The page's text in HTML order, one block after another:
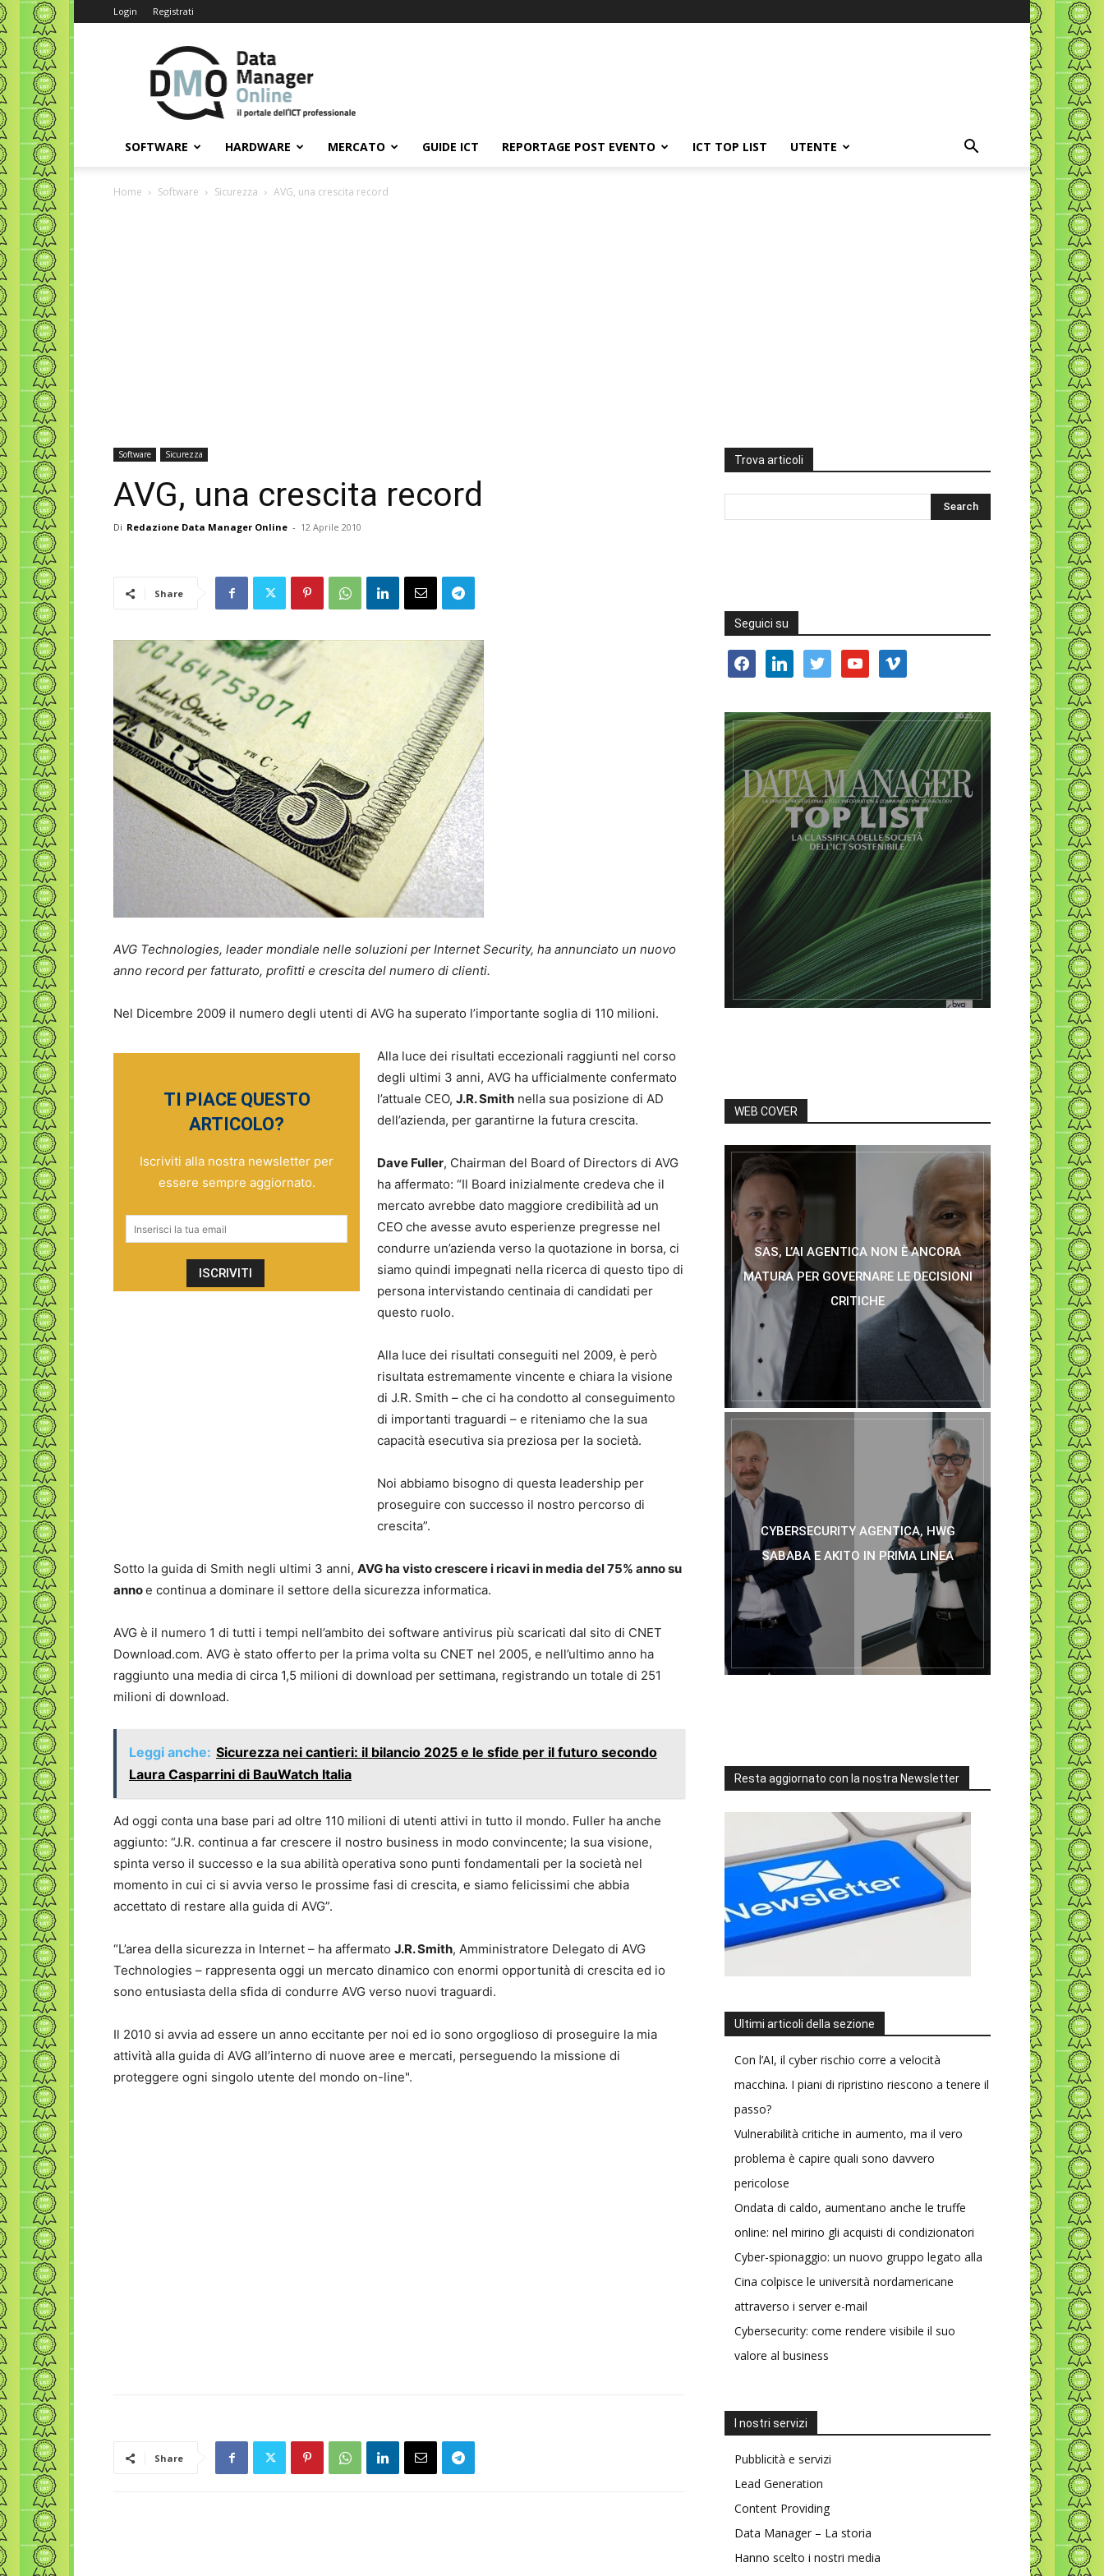
Login Registrati
Data
Manager
Online
SOFTWARE HARDWARE MERCATO GUIDE ICT REPORTAGE POST EVENTO ICT TOP LIST UTENTE
Home Software Sicurezza AVG, una crescita record
Software Sicurezza
AVG, una crescita record
Di Redazione Data Manager Online - 12 Aprile 2010
Share
AVG Technologies, leader mondiale nelle soluzioni per Internet Security, ha annunciato un nuovo
anno record per fatturato, profitti e crescita del numero di clienti.
Nel Dicembre 2009 il numero degli utenti di AVG ha superato l’importante soglia di 110 milioni.
TI PIACE QUESTO
ARTICOLO?
Iscriviti alla nostra newsletter per
essere sempre aggiornato.
Alla luce dei risultati eccezionali raggiunti nel corso
degli ultimi 3 anni, AVG ha ufficialmente confermato
l’attuale CEO, J.R. Smith nella sua posizione di AD
dell’azienda, per garantirne la futura crescita.
Dave Fuller, Chairman del Board of Directors di AVG
ha affermato: “Il Board inizialmente credeva che il
mercato avrebbe dato maggiore credibilità ad un
CEO che avesse avuto esperienze pregresse nel
condurre un’azienda verso la quotazione in borsa, ci
siamo quindi impegnati nella ricerca di questo tipo di
persona intervistando centinaia di candidati per
questo ruolo.
Alla luce dei risultati conseguiti nel 2009, è però
risultata estremamente vincente e chiara la visione
di J.R. Smith – che ci ha condotto al conseguimento
di importanti traguardi – e riteniamo che la sua
capacità esecutiva sia preziosa per la società.
Noi abbiamo bisogno di questa leadership per
proseguire con successo il nostro percorso di
crescita”.
Sotto la guida di Smith negli ultimi 3 anni, AVG ha visto crescere i ricavi in media del 75% anno su
annoe continua a dominare il settore della sicurezza informatica.
AVG è il numero 1 di tutti i tempi nell’ambito dei software antivirus più scaricati dal sito di CNET
Download.com. AVG è stato offerto per la prima volta su CNET nel 2005, e nell’ultimo anno ha
raggiunto una media di circa 1,5 milioni di download per settimana, registrando un totale di 251
milioni di download.
Leggi anche: Sicurezza nei cantieri: il bilancio 2025 e le sfide per il futuro secondo
Laura Casparrini di BauWatch Italia
Ad oggi conta una base pari ad oltre 110 milioni di utenti attivi in tutto il mondo. Fuller ha anche
aggiunto: “J.R. continua a far crescere il nostro business in modo convincente; la sua visione,
spinta verso il successo e la sua abilità operativa sono punti fondamentali per la società nel
momento in cui ci si avvia verso le prossime fasi di crescita, e siamo felicissimi che abbia
accettato di restare alla guida di AVG”.
“L’area della sicurezza in Internet – ha affermato J.R. Smith, Amministratore Delegato di AVG
Technologies – rappresenta oggi un mercato dinamico con enormi opportunità di crescita ed io
sono entusiasta della sfida di condurre AVG verso nuovi traguardi.
Il 2010 si avvia ad essere un anno eccitante per noi ed io sono orgoglioso di proseguire la mia
attività alla guida di AVG all’interno di nuove aree e mercati, perseguendo la missione di
proteggere ogni singolo utente del mondo on-line".
Share
Trova articoli
Seguici su
facebooklinkedin twitter youtube vimeo
WEB COVER
SAS, L’AI AGENTICA NON È ANCORA
MATURA PER GOVERNARE LE DECISIONI
CRITICHE
CYBERSECURITY AGENTICA, HWG
SABABA E AKITO IN PRIMA LINEA
Resta aggiornato con la nostra Newsletter
Ultimi articoli della sezione
Con l’AI, il cyber rischio corre a velocità
macchina. I piani di ripristino riescono a tenere il
passo?
Vulnerabilità critiche in aumento, ma il vero
problema è capire quali sono davvero
pericolose
Ondata di caldo, aumentano anche le truffe
online: nel mirino gli acquisti di condizionatori
Cyber-spionaggio: un nuovo gruppo legato alla
Cina colpisce le università nordamericane
attraverso i server e-mail
Cybersecurity: come rendere visibile il suo
valore al business
I nostri servizi
Pubblicità e servizi
Lead Generation
Content Providing
Data Manager – La storia
Hanno scelto i nostri media